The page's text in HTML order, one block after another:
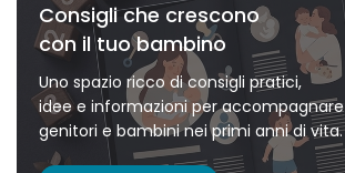
Consigli che crescono
con il tuo bambino
Uno spazio ricco di consigli pratici,
idee e informazioni per accompagnare
genitori e bambini nei primi anni di vita.